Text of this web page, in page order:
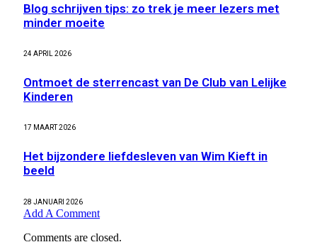
Blog schrijven tips: zo trek je meer lezers met
minder moeite
24 APRIL 2026
Ontmoet de sterrencast van De Club van Lelijke
Kinderen
17 MAART 2026
Het bijzondere liefdesleven van Wim Kieft in
beeld
28 JANUARI 2026
Add A Comment
Comments are closed.